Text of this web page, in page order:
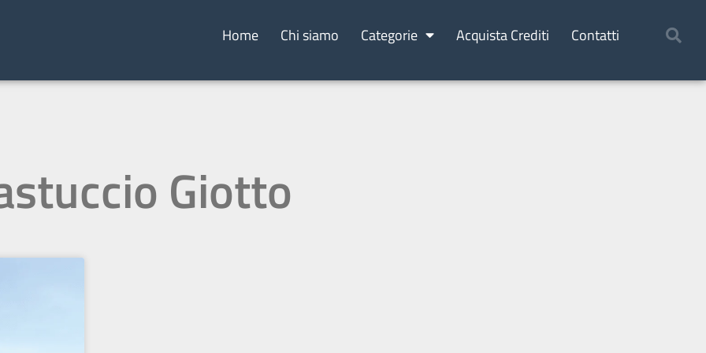
Home Chi siamo Categorie Acquista Crediti Contatti
Giotto